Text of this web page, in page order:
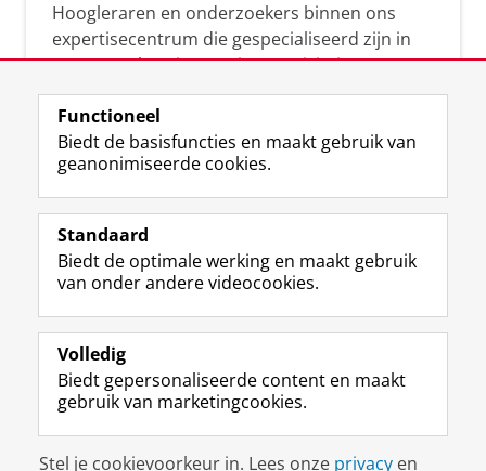
Hoogleraren en onderzoekers binnen ons
expertisecentrum die gespecialiseerd zijn in
samenwerken, innovatie, creativiteit,
diversiteit, leiderschap en ethisch gedrag.
Over deze blog
Via deze blog vertalen onze experts hun
(actuele) wetenschappelijke kennis naar
praktische, heldere en toegankelijke inzichten.
Disclaimer & Copyright
Functioneel
Biedt de basisfuncties en maakt gebruik van
geanonimiseerde cookies.
Standaard
Biedt de optimale werking en maakt gebruik
van onder andere videocookies.
Volledig
Biedt gepersonaliseerde content en maakt
gebruik van marketingcookies.
Stel je cookievoorkeur in. Lees onze privacy en